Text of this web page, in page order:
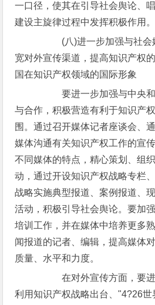
一口径，使其在引导社会舆论、
建设主旋律过程中发挥积极作用。
(八)进一步加强与社会媒
宽对外宣传渠道，提高知识产权
国在知识产权领域的国际形象
要进一步加强与中央和
与合作，积极营造有利于知识产
围。通过召开媒体记者座谈会、
媒体沟通有关知识产权工作的宣
不同媒体的特点，精心策划、组
动，通过开设知识产权战略专栏
战略实施典型报道、案例报道、
活动，积极引导社会舆论。要加
培训工作，并在媒体中培养更多
闻报道的记者、编辑，提高媒体
质量、水平和力度。
在对外宣传方面，要进
利用知识产权战略出台、"4?26